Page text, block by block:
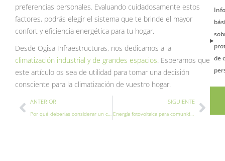
preferencias personales. Evaluando cuidadosamente estos
factores, podrás elegir el sistema que te brinde el mayor
confort y eficiencia energética para tu hogar.
Desde Ogisa Infraestructuras, nos dedicamos a la
climatización industrial y de grandes espacios. Esperamos que
este artículo os sea de utilidad para tomar una decisión
consciente para la climatización de vuestro hogar.
AntANTERIOR
Por qué deberías considerar un cambio de caldera este verano
SIGUIENTE
Energía fotovoltaica para comunidades de vecinos: ¿Es Rentable?
de